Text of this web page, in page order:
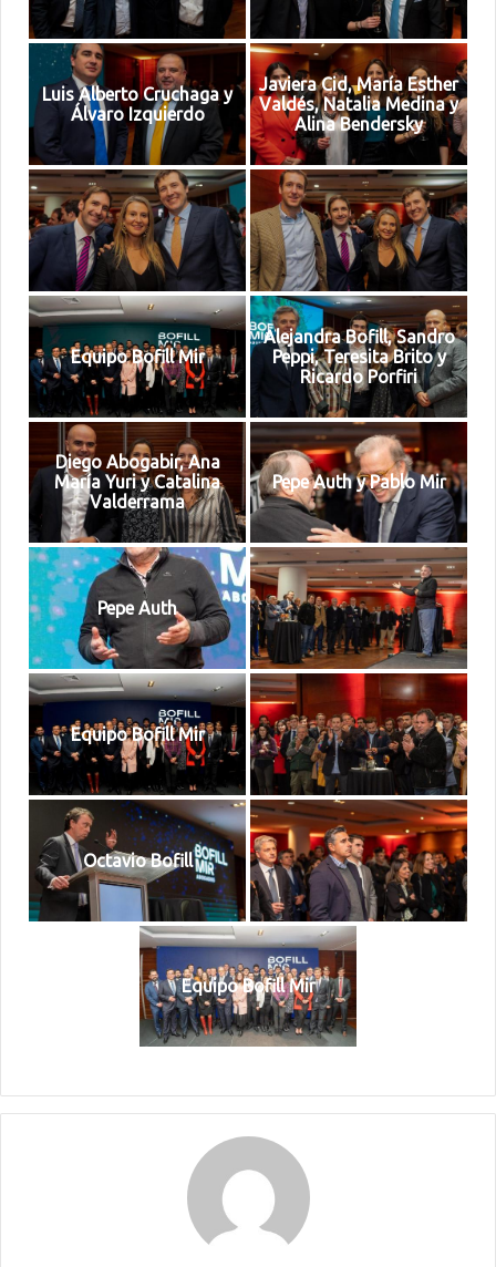
Luis Alberto Cruchaga y
Álvaro Izquierdo
Javiera Cid, María Esther
Valdés, Natalia Medina y
Alina Bendersky
Equipo Bofill Mir
Alejandra Bofill, Sandro
Peppi, Teresita Brito y
Ricardo Porfiri
Diego Abogabir, Ana
María Yuri y Catalina
Valderrama
Pepe Auth y Pablo Mir
Pepe Auth
Equipo Bofill Mir
Octavio Bofill
Equipo Bofill Mir